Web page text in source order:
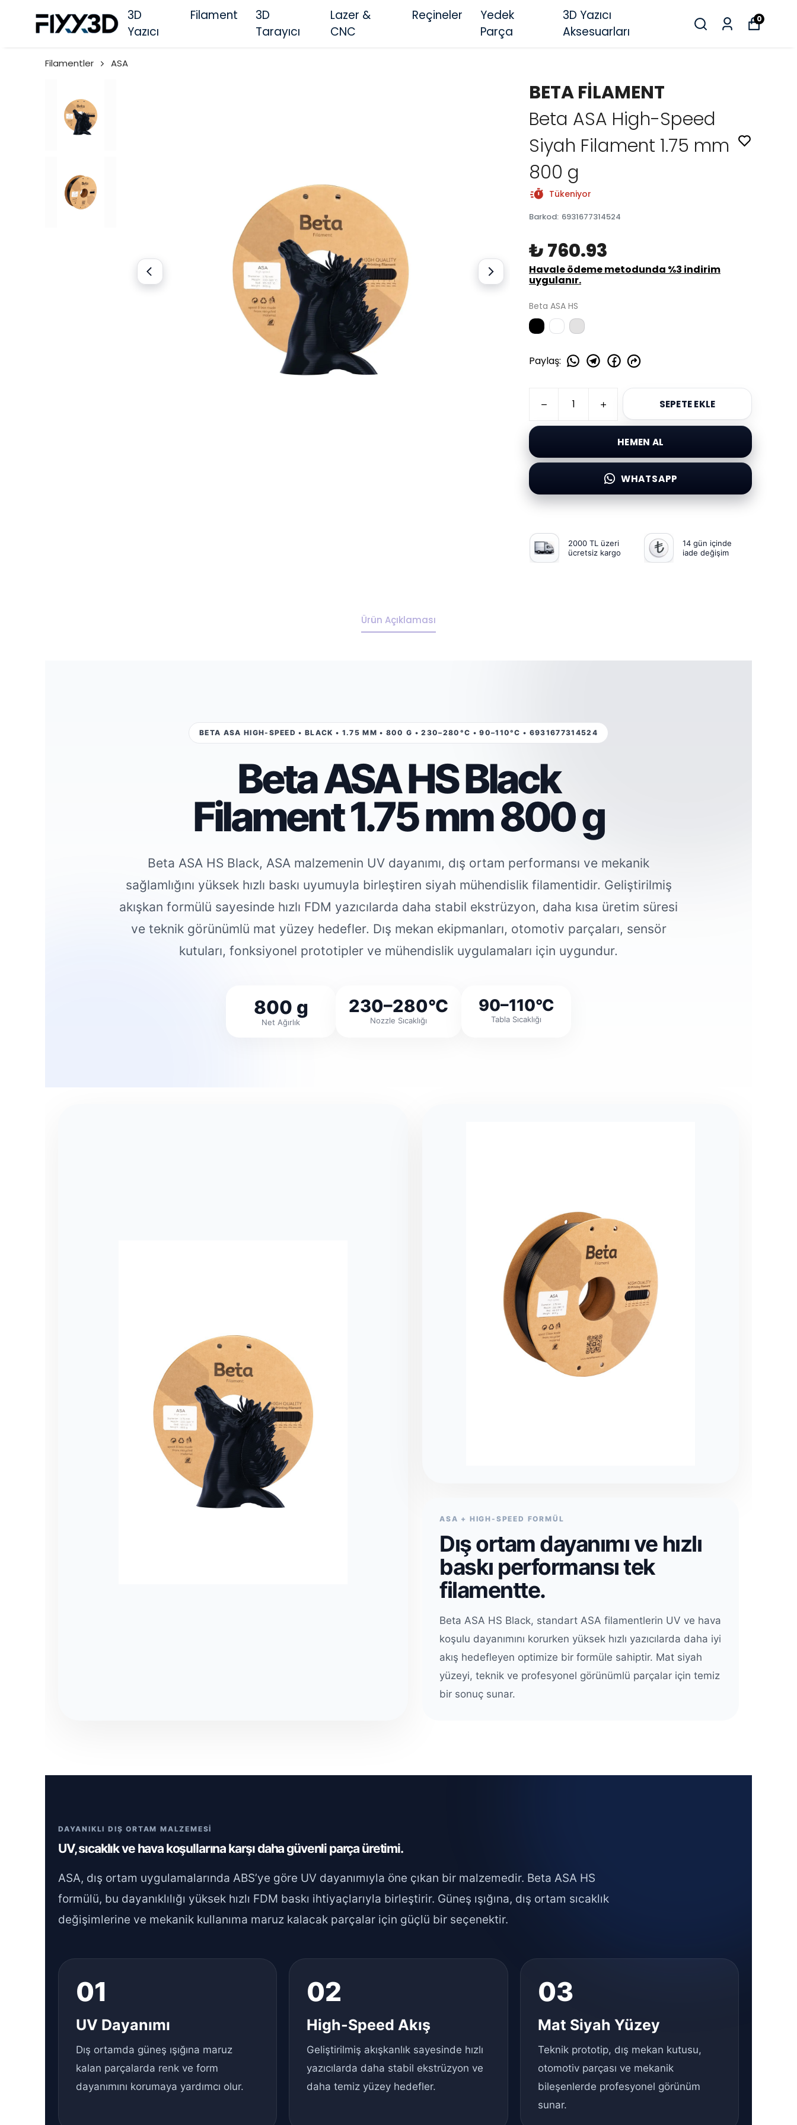
3D
Yazıcı
Filament
3D
Tarayıcı
Lazer &
CNC
Reçineler
Yedek
Parça
3D Yazıcı
Aksesuarları
0
Filamentler ASA
BETA FİLAMENT
Beta ASA High-Speed
Siyah Filament 1.75 mm
800 g
Tükeniyor
Barkod: 6931677314524
₺ 760.93
Havale ödeme metodunda %3 indirim
uygulanır.
Beta ASA HS
Paylaş:
SEPETE EKLE
HEMEN AL
WHATSAPP
2000 TL üzeri
ücretsiz kargo
14 gün içinde
iade değişim
Ürün Açıklaması
BETA ASA HIGH-SPEED • BLACK • 1.75 MM • 800 G • 230–280°C • 90–110°C • 6931677314524
Beta ASA HS Black
Filament 1.75 mm 800 g
Beta ASA HS Black, ASA malzemenin UV dayanımı, dış ortam performansı ve mekanik
sağlamlığını yüksek hızlı baskı uyumuyla birleştiren siyah mühendislik filamentidir. Geliştirilmiş
akışkan formülü sayesinde hızlı FDM yazıcılarda daha stabil ekstrüzyon, daha kısa üretim süresi
ve teknik görünümlü mat yüzey hedefler. Dış mekan ekipmanları, otomotiv parçaları, sensör
kutuları, fonksiyonel prototipler ve mühendislik uygulamaları için uygundur.
800 g
Net Ağırlık
230–280°C
Nozzle Sıcaklığı
90–110°C
Tabla Sıcaklığı
ASA + HIGH-SPEED FORMÜL
Dış ortam dayanımı ve hızlı
baskı performansı tek
filamentte.
Beta ASA HS Black, standart ASA filamentlerin UV ve hava
koşulu dayanımını korurken yüksek hızlı yazıcılarda daha iyi
akış hedefleyen optimize bir formüle sahiptir. Mat siyah
yüzeyi, teknik ve profesyonel görünümlü parçalar için temiz
bir sonuç sunar.
DAYANIKLI DIŞ ORTAM MALZEMESİ
UV, sıcaklık ve hava koşullarına karşı daha güvenli parça üretimi.
ASA, dış ortam uygulamalarında ABS’ye göre UV dayanımıyla öne çıkan bir malzemedir. Beta ASA HS
formülü, bu dayanıklılığı yüksek hızlı FDM baskı ihtiyaçlarıyla birleştirir. Güneş ışığına, dış ortam sıcaklık
değişimlerine ve mekanik kullanıma maruz kalacak parçalar için güçlü bir seçenektir.
01
UV Dayanımı
Dış ortamda güneş ışığına maruz
kalan parçalarda renk ve form
dayanımını korumaya yardımcı olur.
02
High-Speed Akış
Geliştirilmiş akışkanlık sayesinde hızlı
yazıcılarda daha stabil ekstrüzyon ve
daha temiz yüzey hedefler.
03
Mat Siyah Yüzey
Teknik prototip, dış mekan kutusu,
otomotiv parçası ve mekanik
bileşenlerde profesyonel görünüm
sunar.